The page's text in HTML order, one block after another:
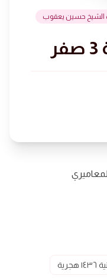
الشيخ حسين يعقوب